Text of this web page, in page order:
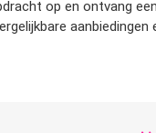
op en ontvang
aanbiedingen